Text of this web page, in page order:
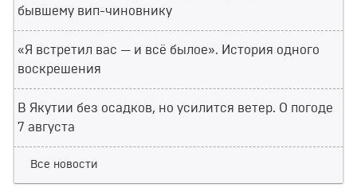
бывшему вип-чиновнику
«Я встретил вас — и всё былое». История одного
воскрешения
В Якутии без осадков, но усилится ветер. О погоде
7 августа
Все новости